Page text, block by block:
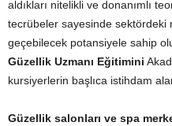
aldıkları nitelikli ve donanımlı
tecrübeler sayesinde sektördeki
geçebilecek potansiyele sahip
Güzellik Uzmanı Eğitimini
kursiyerlerin başlıca istihdam
Güzellik salonları ve spa